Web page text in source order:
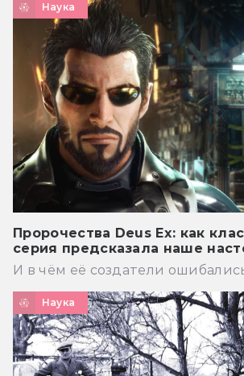
Наука
Пророчества Deus Ex: как
серия предсказала наше
И в чём её создатели
Наука